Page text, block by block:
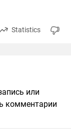
Statistics
или
комментарии